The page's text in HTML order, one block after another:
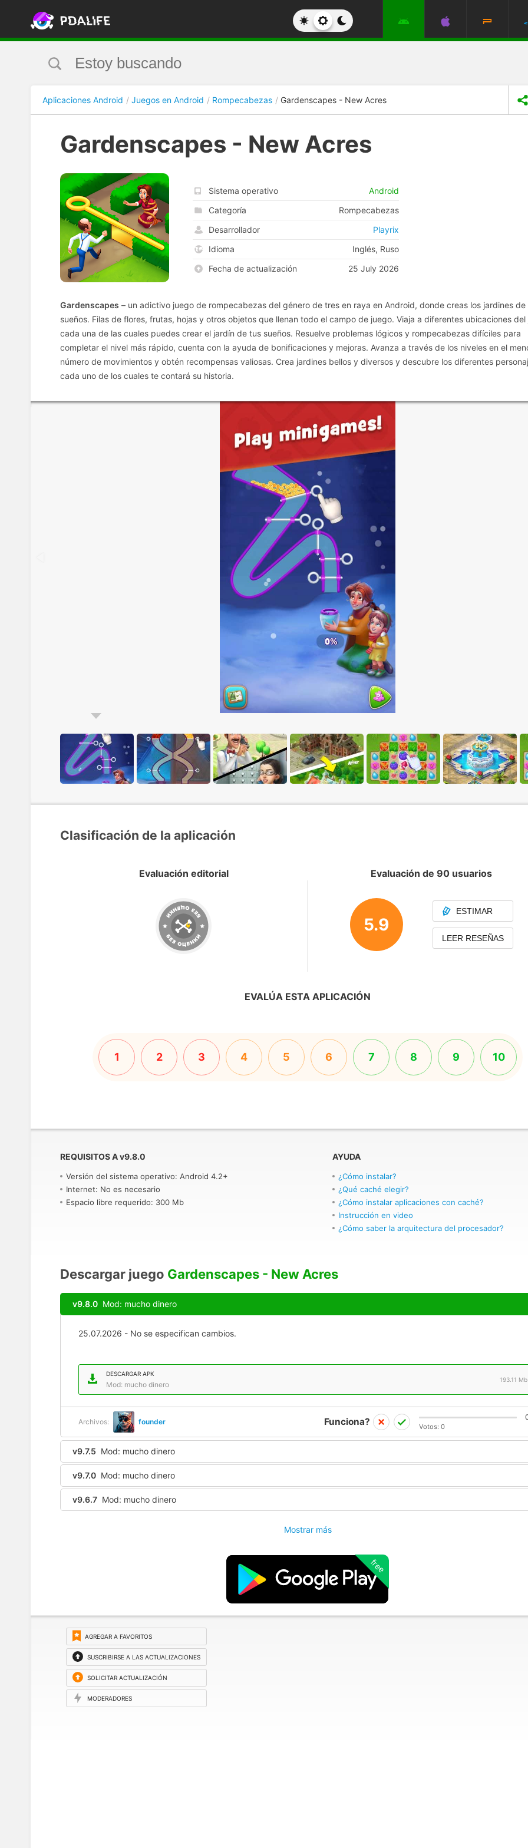
Aplicaciones Android Juegos en Android Rompecabezas Gardenscapes - New Acres
Gardenscapes - New Acres
Sistema operativo
Android
Categoría
Rompecabezas
Desarrollador
Playrix
Idioma
Inglés, Ruso
Fecha de actualización
25 July 2026
Gardenscapes – un adictivo juego de rompecabezas del género de tres en raya en Android, donde creas los jardines de
sueños. Filas de flores, frutas, hojas y otros objetos que llenan todo el campo de juego. Viaja a diferentes ubicaciones del
cada una de las cuales puedes crear el jardín de tus sueños. Resuelve problemas lógicos y rompecabezas difíciles para
completar el nivel más rápido, cuenta con la ayuda de bonificaciones y mejoras. Avanza a través de los niveles en el
número de movimientos y obtén recompensas valiosas. Crea jardines bellos y diversos y descubre los diferentes
cada uno de los cuales te contará su historia.
Clasificación de la aplicación
Evaluación editorial Evaluación de 90 usuarios
5.9
ESTIMAR
LEER RESEÑAS
EVALÚA ESTA APLICACIÓN
1 2 3 4 5 6 7 8 9 10
REQUISITOS Av9.8.0
Versión del sistema operativo: Android 4.2+
Internet: No es necesario
Espacio libre requerido: 300 Mb
AYUDA
¿Cómo instalar?
¿Qué caché elegir?
¿Cómo instalar aplicaciones con caché?
Instrucción en video
¿Cómo saber la arquitectura del procesador?
Descargar juego Gardenscapes - New Acres
v9.8.0 Mod: mucho dinero
25.07.2026 - No se especifican cambios.
DESCARGAR APK
Mod: mucho dinero
193.11 Mb
Archivos: founder Funciona? Votos: 0
v9.7.5 Mod: mucho dinero
v9.7.0 Mod: mucho dinero
v9.6.7 Mod: mucho dinero
Mostrar más
free
AGREGAR A FAVORITOS
SUSCRIBIRSE A LAS ACTUALIZACIONES
SOLICITAR ACTUALIZACIÓN
MODERADORES